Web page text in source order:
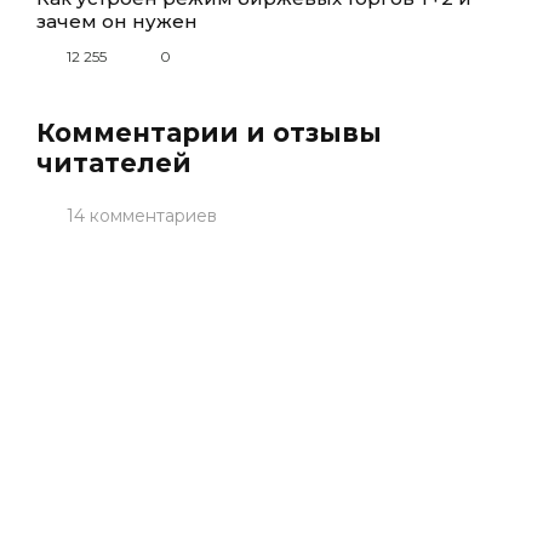
зачем он нужен
12 255 0
Комментарии и отзывы
читателей
14 комментариев